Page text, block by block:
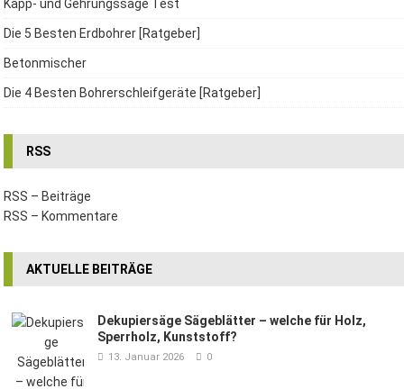
Kapp- und Gehrungssäge Test
Die 5 Besten Erdbohrer [Ratgeber]
Betonmischer
Die 4 Besten Bohrerschleifgeräte [Ratgeber]
RSS
RSS – Beiträge
RSS – Kommentare
AKTUELLE BEITRÄGE
Dekupiersäge Sägeblätter – welche für Holz,
Sperrholz, Kunststoff?
13. Januar 2026 0